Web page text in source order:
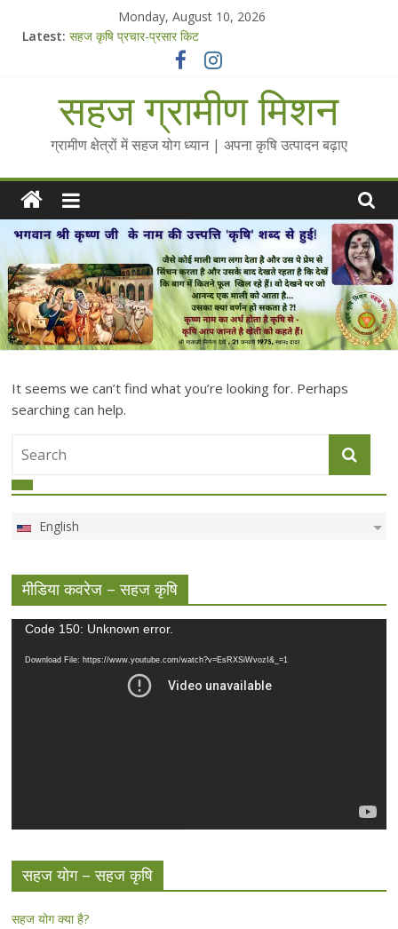
Monday, August 10, 2026
Latest: सहज कृषि प्रचार-प्रसार किट
Standee Designs @ 2025 for Sahaj Krishi Promotions
Chalo Gaon Ki Or Abhiyaan - 2025-26
Collected Talks on Vibrated Water
सहज ग्रामीण मिशन
ग्रामीण क्षेत्रों में सहज योग ध्यान | अपना कृषि उत्पादन बढ़ाए
It seems we can’t find what you’re looking for. Perhaps
searching can help.
English
मीडिया कवरेज – सहज कृषि
Video
Code 150: Unknown error.
Download File: https://www.youtube.com/watch?v=EsRXSiWvozI&_=1
सहज योग – सहज कृषि
सहज योग क्या है?